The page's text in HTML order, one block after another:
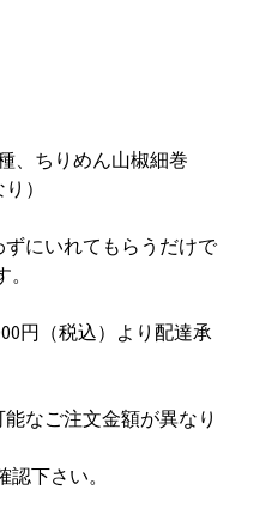
、ちりめん山椒細巻
）
にいれてもらうだけで
円（税込）より配達承
なご注文金額が異なり
下さい。